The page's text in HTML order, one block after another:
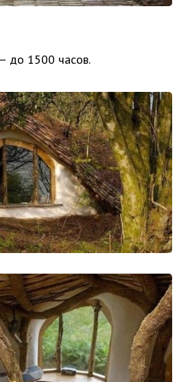
до 1500 часов.